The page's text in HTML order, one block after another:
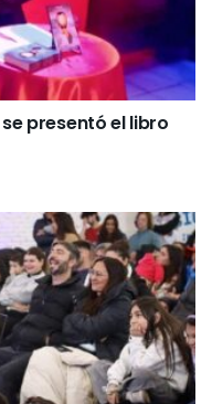
presentó el libro